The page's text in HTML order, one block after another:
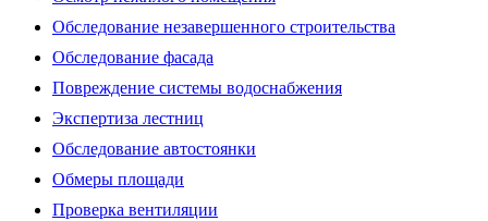
Обследование незавершенного строительства
Обследование фасада
Повреждение системы водоснабжения
Экспертиза лестниц
Обследование автостоянки
Обмеры площади
Проверка вентиляции